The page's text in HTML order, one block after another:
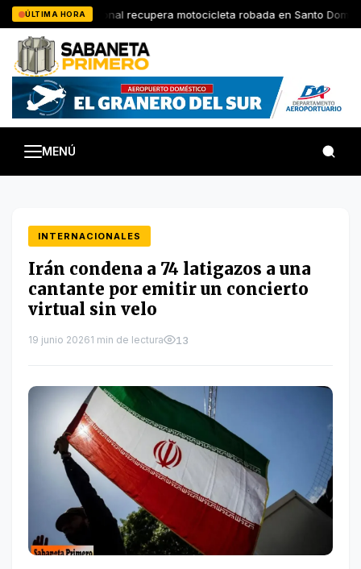
Saltar
al
contenido
ÚLTIMA HORA
Policia Nacional recupera motocicleta robada en Santo
MENÚ
INTERNACIONALES
Irán condena a 74 latigazos a una
cantante por emitir un concierto
virtual sin velo
19 junio 20261 min de lectura 13